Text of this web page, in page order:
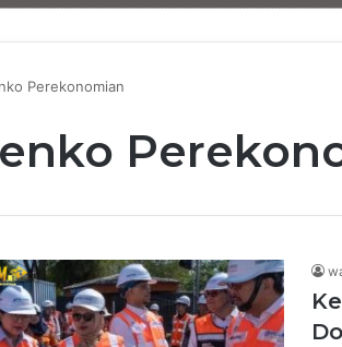
Perekonomian